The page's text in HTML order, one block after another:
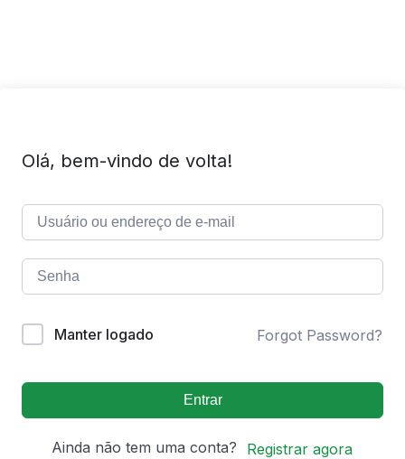
Olá, bem-vindo de volta!
Manter logado Forgot Password?
Entrar
Ainda não tem uma conta? Registrar agora